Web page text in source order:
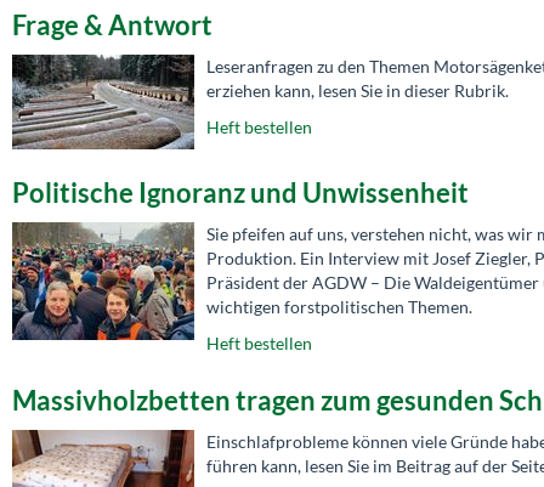
Frage & Antwort
Leseranfragen zu den Themen
erziehen kann, lesen Sie in dieser Rubrik.
Heft bestellen
Politische Ignoranz und Unwissenheit
Sie pfeifen auf uns, verstehen nicht, was
Produktion. Ein Interview mit Josef Ziegler,
Präsident der AGDW – Die
wichtigen forstpolitischen Themen.
Heft bestellen
Massivholzbetten tragen zum gesunden
Einschlafprobleme können viele Gründe
führen kann, lesen Sie im Beitrag auf der